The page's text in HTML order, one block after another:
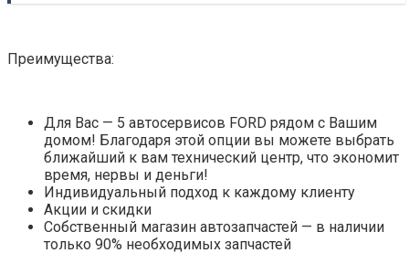
Преимущества:
Для Вас — 5 автосервисов FORD рядом с Вашим
домом! Благодаря этой опции вы можете выбрать
ближайший к вам технический центр, что экономит
время, нервы и деньги!
Индивидуальный подход к каждому клиенту
Акции и скидки
Собственный магазин автозапчастей — в наличии
только 90% необходимых запчастей